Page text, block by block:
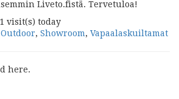
Liveto.fistä. Tervetuloa!
visit(s) today
, Showroom, Vapaalaskuiltamat
here.